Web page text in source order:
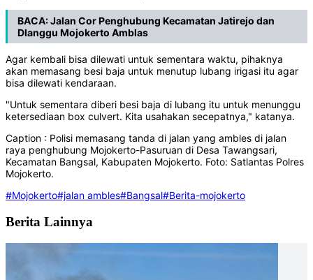
BACA:Jalan Cor Penghubung Kecamatan Jatirejo dan
Dlanggu Mojokerto Amblas
Agar kembali bisa dilewati untuk sementara waktu, pihaknya
akan memasang besi baja untuk menutup lubang irigasi itu agar
bisa dilewati kendaraan.
"Untuk sementara diberi besi baja di lubang itu untuk menunggu
ketersediaan box culvert. Kita usahakan secepatnya," katanya.
Caption : Polisi memasang tanda di jalan yang ambles di jalan
raya penghubung Mojokerto-Pasuruan di Desa Tawangsari,
Kecamatan Bangsal, Kabupaten Mojokerto. Foto: Satlantas Polres
Mojokerto.
#Mojokerto#jalan ambles#Bangsal#Berita-mojokerto
Berita Lainnya